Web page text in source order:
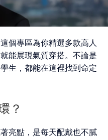
個專區為你精選多款高人
能展現氣質穿搭。不論是
生，都能在這裡找到命定
？
亮點，是每天配戴也不膩